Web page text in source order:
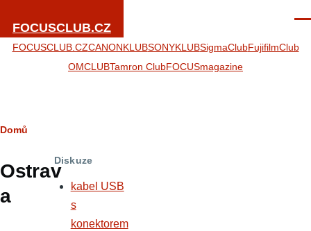
FOCUSCLUB.CZ
FOCUSCLUB.CZCANONKLUBSONYKLUBSigmaClubFujifilmClub
OMCLUBTamron ClubFOCUSmagazine
Drobečková
navigace
Domů
Ostrav
a
Diskuze
kabel USB
s
konektorem